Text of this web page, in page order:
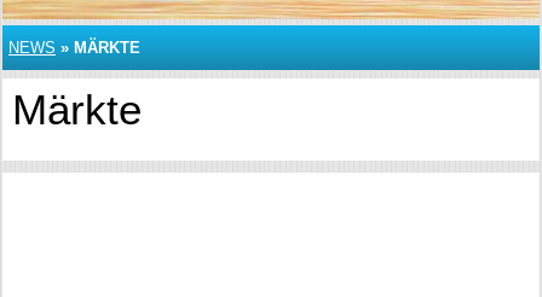
NEWS » MÄRKTE
Märkte